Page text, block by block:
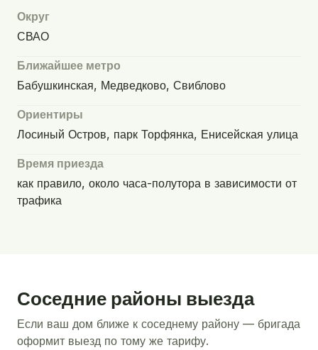
Округ
СВАО
Ближайшее метро
Бабушкинская, Медведково, Свиблово
Ориентиры
Лосиный Остров, парк Торфянка, Енисейская улица
Время приезда
как правило, около часа-полутора в зависимости от
трафика
Соседние районы выезда
Если ваш дом ближе к соседнему району — бригада
оформит выезд по тому же тарифу.